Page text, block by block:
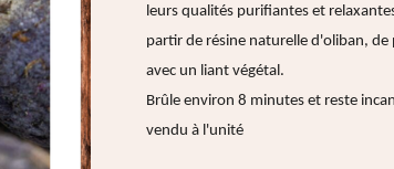
leurs qualités purifiantes et
partir de résine naturelle d'oliban, de
avec un liant végétal.
Brûle environ 8 minutes et reste
vendu à l'unité